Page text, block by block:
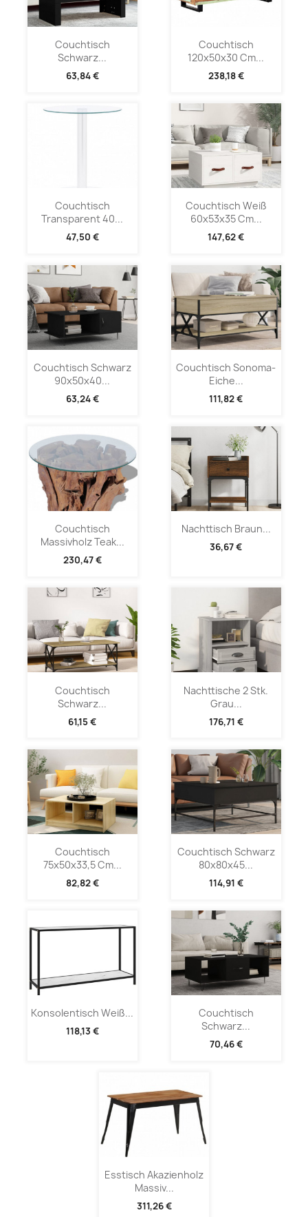
Couchtisch
Schwarz...
63,84 €
Couchtisch
120x50x30 Cm...
238,18 €
Couchtisch
Transparent 40...
47,50 €
Couchtisch Weiß
60x53x35 Cm...
147,62 €
Couchtisch Schwarz
90x50x40...
63,24 €
Couchtisch Sonoma-
Eiche...
111,82 €
Couchtisch
Massivholz Teak...
230,47 €
Nachttisch Braun...
36,67 €
Couchtisch
Schwarz...
61,15 €
Nachttische 2 Stk.
Grau...
176,71 €
Couchtisch
75x50x33,5 Cm...
82,82 €
Couchtisch Schwarz
80x80x45...
114,91 €
Konsolentisch Weiß...
118,13 €
Couchtisch
Schwarz...
70,46 €
Esstisch Akazienholz
Massiv...
311,26 €